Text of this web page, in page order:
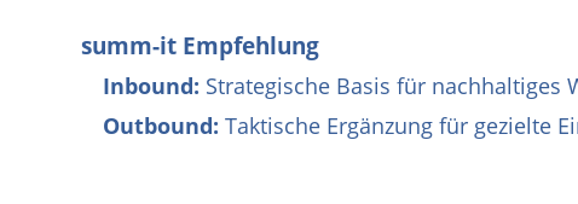
summ-it Empfehlung
Inbound: Strategische Basis für nachhaltiges
Outbound: Taktische Ergänzung für gezielte